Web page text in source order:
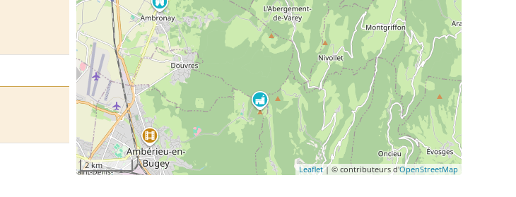
2 km Leaflet| © contributeurs d'OpenStreetMap